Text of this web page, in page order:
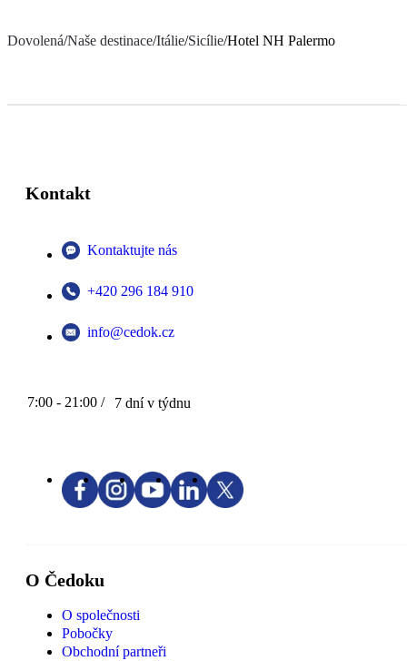
Dovolená/Naše destinace/Itálie/Sicílie/Hotel NH Palermo
Kontakt
Kontaktujte nás
+420 296 184 910
info@cedok.cz
7:00 - 21:00 / 7 dní v týdnu
O Čedoku
O společnosti
Pobočky
Obchodní partneři